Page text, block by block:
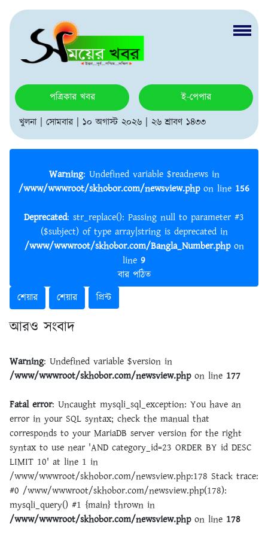
পত্রিকার খবর
ই-পেপার
খুলনা | সোমবার | ১০ অগাস্ট ২০২৬ | ২৬ শ্রাবণ ১৪৩৩
Warning : Undefined variable $readnews in
/www/wwwroot/skhobor.com/newsview.phpon line 156
Deprecated: str_replace(): Passing null to parameter #3
($subject) of type array|string is deprecated in
/www/wwwroot/skhobor.com/Bangla_Number.phpon
line 9
বার পঠিত
শেয়ার
শেয়ার প্রিন্ট
আরও সংবাদ
Warning: Undefined variable $version in
/www/wwwroot/skhobor.com/newsview.phpon line 177
Fatal error: Uncaught mysqli_sql_exception: You have an
error in your SQL syntax; check the manual that
corresponds to your MariaDB server version for the right
syntax to use near 'AND category_id=23 ORDER BY id DESC
LIMIT 10' at line 1 in
/www/wwwroot/skhobor.com/newsview.php:178 Stack trace:
#0 /www/wwwroot/skhobor.com/newsview.php(178):
mysqli_query() #1 {main} thrown in
/www/wwwroot/skhobor.com/newsview.phpon line 178